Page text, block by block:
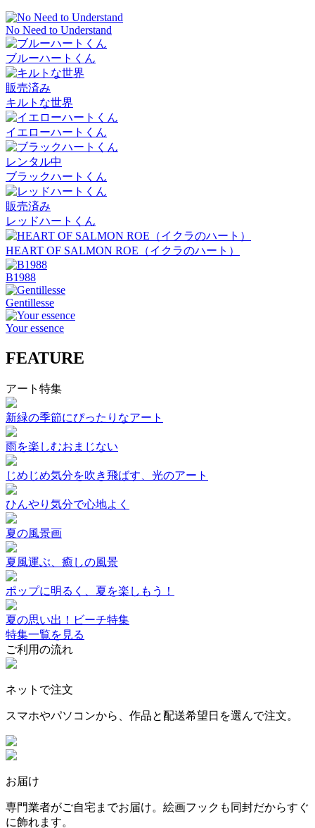
No Need to Understand
ブルーハートくん
販売済み
キルトな世界
イエローハートくん
レンタル中
ブラックハートくん
販売済み
レッドハートくん
HEART OF SALMON ROE（イクラのハート）
B1988
Gentillesse
Your essence
FEATURE
アート特集
新緑の季節にぴったりなアート
雨を楽しむおまじない
じめじめ気分を吹き飛ばす、光のアート
ひんやり気分で心地よく
夏の風景画
夏風運ぶ、癒しの風景
ポップに明るく、夏を楽しもう！
夏の思い出！ビーチ特集
特集一覧を見る
ご利用の流れ
ネットで注文
スマホやパソコンから、作品と配送希望日を選んで注文。
お届け
専門業者がご自宅までお届け。絵画フックも同封だからすぐ
に飾れます。